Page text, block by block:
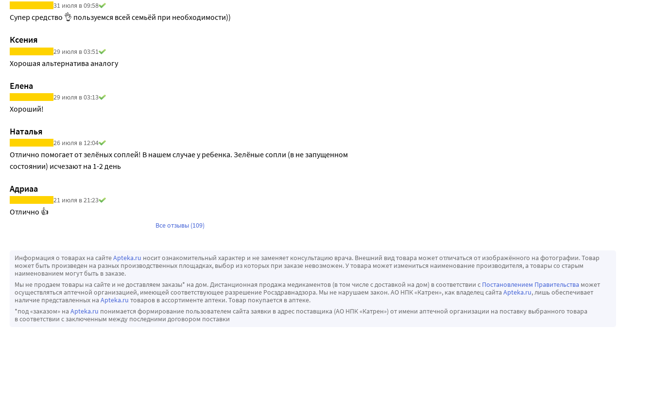
31 июля в 09:58
Супер средство 👌 пользуемся всей семьёй при необходимости))
Ксения
29 июля в 03:51
Хорошая альтернатива аналогу
Елена
29 июля в 03:13
Хороший!
Наталья
26 июля в 12:04
Отлично помогает от зелёных соплей! В нашем случае у ребенка. Зелёные сопли (в не запущенном
состоянии) исчезают на 1-2 день
Адриаа
21 июля в 21:23
Отлично 👍
Все отзывы (109)
Информация о товарах на сайтеApteka.ru носит ознакомительный характер и не заменяет консультацию врача. Внешний вид товара может отличаться от изображённого на фотографии. Товар
может быть произведен на разных производственных площадках, выбор из которых при заказе невозможен. У товара может измениться наименование производителя, а товары со старым
наименованием могут быть в заказе.
Мы не продаем товары на сайте и не доставляем заказы* на дом. Дистанционная продажа медикаментов (в том числе с доставкой на дом) в соответствии с Постановлением Правительства может
осуществляться аптечной организацией, имеющей соответствующее разрешение Росздравнадзора. Мы не нарушаем закон. АО НПК «Катрен», как владелец сайта Apteka.ru, лишь обеспечивает
наличие представленных на Apteka.ru товаров в ассортименте аптеки. Товар покупается в аптеке.
*под «заказом» на Apteka.ru понимается формирование пользователем сайта заявки в адрес поставщика (АО НПК «Катрен») от имени аптечной организации на поставку выбранного товара
в соответствии с заключенным между последними договором поставки